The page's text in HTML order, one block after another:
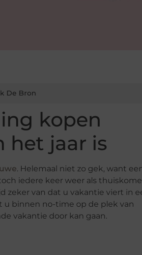
De Bron
kopen
het jaar is
. Helemaal niet zo gek, want
iedere keer weer als
zeker van dat u vakantie viert in
u binnen no-time op de plek van
vakantie door kan gaan.